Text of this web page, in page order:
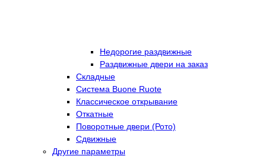
Недорогие раздвижные
Раздвижные двери на заказ
Складные
Cистема Buone Ruote
Классическое открывание
Откатные
Поворотные двери (Рото)
Сдвижные
Другие параметры